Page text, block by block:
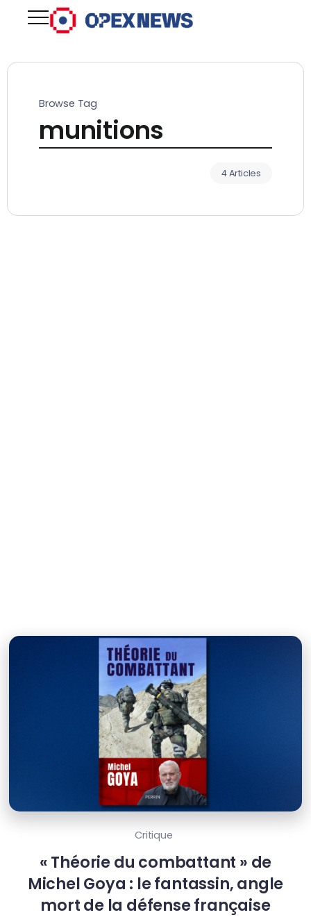
Browse Tag
munitions
4 Articles
Critique
« Théorie du combattant » de
Michel Goya : le fantassin, angle
mort de la défense française